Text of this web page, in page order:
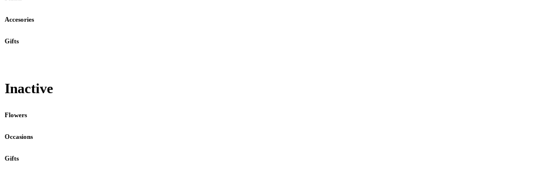
Accesories
Gifts
Inactive
Flowers
Occasions
Gifts